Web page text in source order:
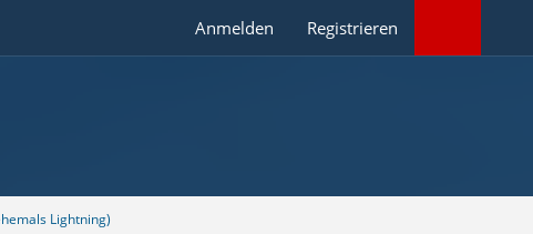
Anmelden Registrieren
Lightning)